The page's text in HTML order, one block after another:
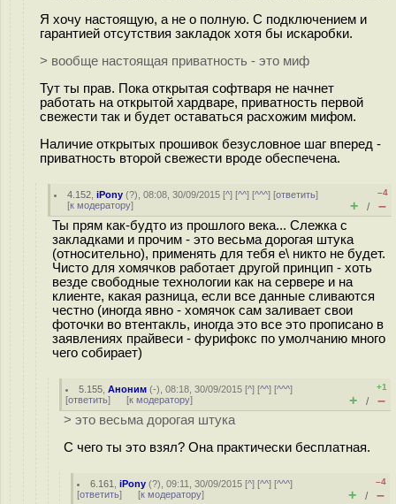
Я хочу настоящую, а не о полную. С подключением и
гарантией отсутствия закладок хотя бы искаробки.
> вообще настоящая приватность - это миф
Тут ты прав. Пока открытая софтваря не начнет
работать на открытой хардваре, приватность первой
свежести так и будет оставаться расхожим мифом.
Наличие открытых прошивок безусловное шаг вперед -
приватность второй свежести вроде обеспечена.
4.152 ,iPony (?), 08:08, 30/09/2015 [^] [^^] [^^^] [ответить]
[к модератору]
–4
+ / –
Ты прям как-будто из прошлого века... Слежка с
закладками и прочим - это весьма дорогая штука
(относительно), применять для тебя е\ никто не будет.
Чисто для хомячков работает другой принцип - хоть
везде свободные технологии как на сервере и на
клиенте, какая разница, если все данные сливаются
честно (иногда явно - хомячок сам заливает свои
фоточки во втентакль, иногда это все это прописано в
заявлениях прайвеси - фурифокс по умолчанию много
чего собирает)
5.155 ,Аноним (-), 08:18, 30/09/2015 [^] [^^] [^^^]
[ответить] [к модератору]
+1
+ / –
> это весьма дорогая штука
С чего ты это взял? Она практически бесплатная.
6.161 ,iPony (?), 09:11, 30/09/2015 [^] [^^] [^^^]
[ответить] [к модератору]
–4
+ / –